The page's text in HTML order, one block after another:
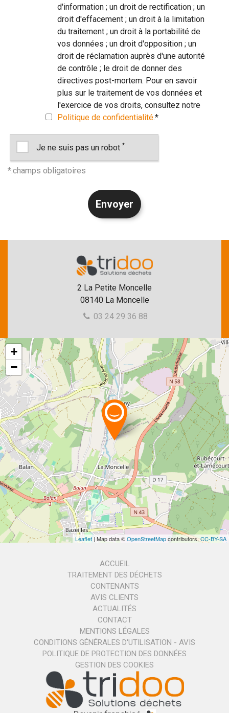
d'information ; un droit de rectification ; un
droit d'effacement ; un droit à la limitation
du traitement ; un droit à la portabilité de
vos données ; un droit d'opposition ; un
droit de réclamation auprès d'une autorité
de contrôle ; le droit de donner des
directives post-mortem. Pour en savoir
plus sur le traitement de vos données et
l'exercice de vos droits, consultez notre
Politique de confidentialité.*
Je ne suis pas un robot *
2 La Petite Moncelle
08140 La Moncelle
03 24 29 36 88
+
−
Leaflet | Map data ©OpenStreetMapcontributors,CC-BY-SA
ACCUEIL
TRAITEMENT DES DÉCHETS
CONTENANTS
AVIS CLIENTS
ACTUALITÉS
CONTACT
MENTIONS LÉGALES
CONDITIONS GÉNÉRALES D'UTILISATION - AVIS
POLITIQUE DE PROTECTION DES DONNÉES
GESTION DES COOKIES